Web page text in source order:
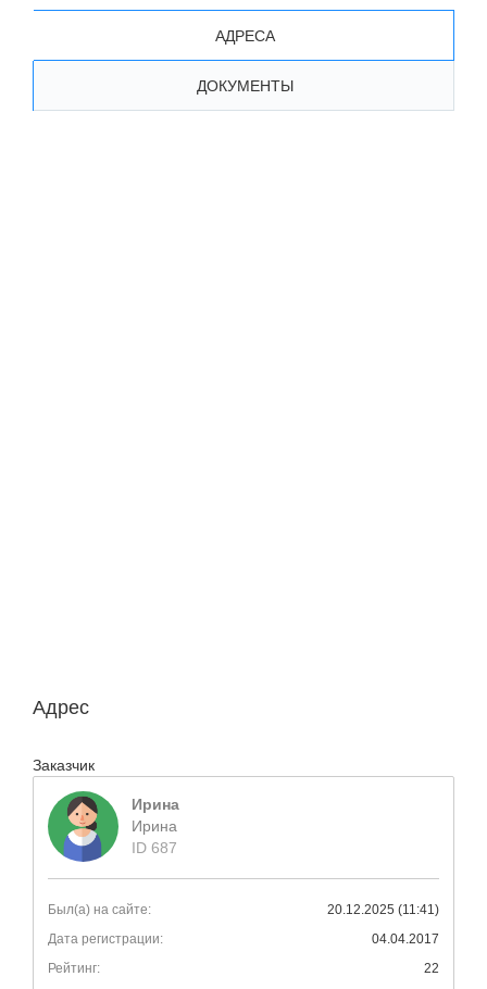
АДРЕСА
ДОКУМЕНТЫ
Адрес
Заказчик
Ирина
Ирина
ID 687
Был(а) на сайте:
20.12.2025 (11:41)
Дата регистрации:
04.04.2017
Рейтинг:
22